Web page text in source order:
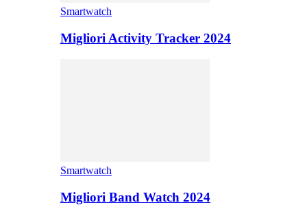
Smartwatch
Migliori Activity Tracker 2024
Smartwatch
Migliori Band Watch 2024